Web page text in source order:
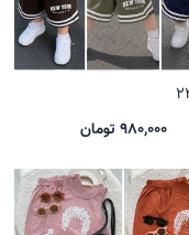
980,000 تومان